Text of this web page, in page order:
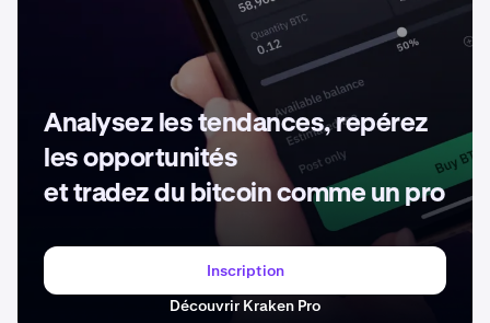
Analysez les tendances, repérez
les opportunités
et tradez du bitcoin comme un pro
Inscription
Découvrir Kraken Pro